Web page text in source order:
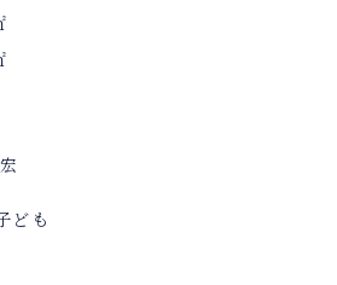
ども